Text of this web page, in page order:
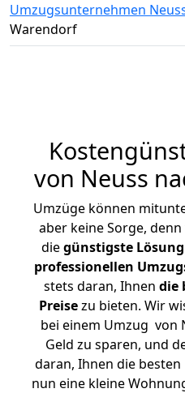
Umzugsunternehmen
Warendorf
von Neuss
Umzüge können
aber keine Sorge,
diegünstigste Lösung
professionellen
stets daran, Ihnen die
Preisezu bieten. Wir
bei einem Umzug von
Geld zu sparen, und
daran, Ihnen die besten
nun eine kleine